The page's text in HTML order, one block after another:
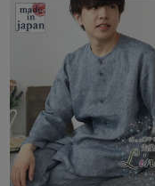
ガールズ
上着
単品
ガール
ン